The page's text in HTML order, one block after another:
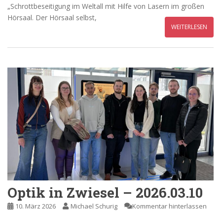
„Schrottbeseitigung im Weltall mit Hilfe von Lasern im großen
Hörsaal. Der Hörsaal selbst,
WEITERLESEN
Optik in Zwiesel – 2026.03.10
10. März 2026 Michael Schurig Kommentar hinterlassen